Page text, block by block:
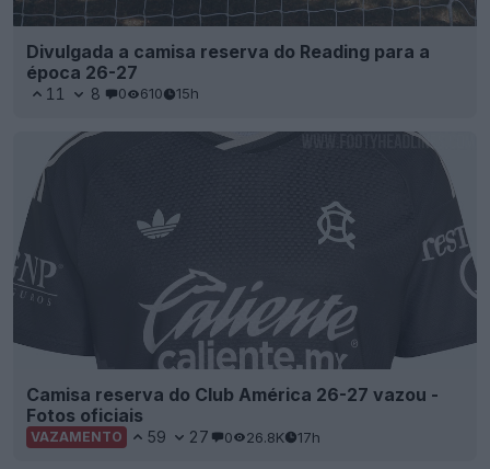
Divulgada a camisa reserva do Reading para a
época 26-27
11 8 0 610 15h
Camisa reserva do Club América 26-27 vazou -
Fotos oficiais
VAZAMENTO 59 27 0 26.8K 17h